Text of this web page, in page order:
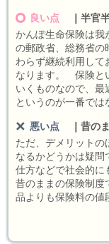
良い点
半官
かんぽ生命保険は我
の郵政省、総務省の
わらず継続利用して
なります。 保険と
いくものなので、最
というのが一番では
悪い点
昔の
ただ、デメリットの
なるかどうかは疑
仕方などで社会的
昔のままの保険制度
品よりも保険料の値